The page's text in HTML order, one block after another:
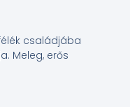
családjába
Meleg, erős